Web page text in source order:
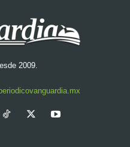
2009.